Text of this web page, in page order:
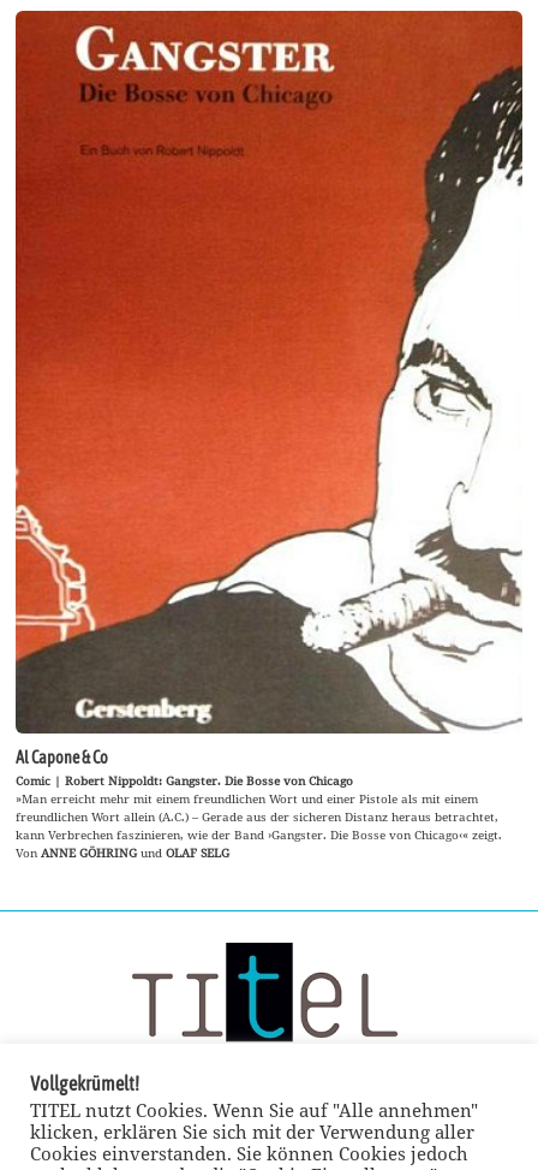
Al Capone & Co
Comic | Robert Nippoldt: Gangster. Die Bosse von Chicago
»Man erreicht mehr mit einem freundlichen Wort und einer Pistole als mit einem
freundlichen Wort allein (A.C.) – Gerade aus der sicheren Distanz heraus betrachtet,
kann Verbrechen faszinieren, wie der Band ›Gangster. Die Bosse von Chicago‹« zeigt.
VonANNE GÖHRINGundOLAF SELG
Vollgekrümelt!
TITEL nutzt Cookies. Wenn Sie auf "Alle annehmen"
klicken, erklären Sie sich mit der Verwendung aller
Cookies einverstanden. Sie können Cookies jedoch